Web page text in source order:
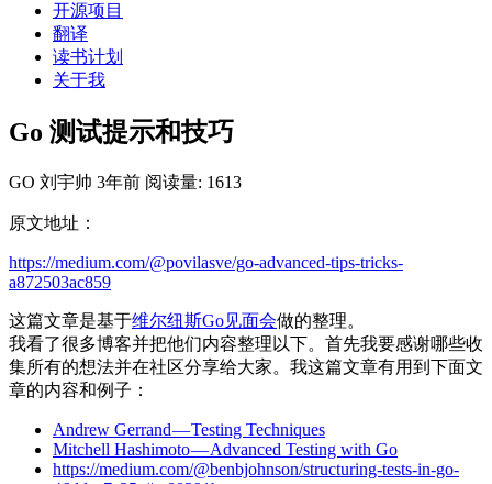
开源项目
翻译
读书计划
关于我
Go 测试提示和技巧
GO 刘宇帅 3年前 阅读量: 1613
原文地址：
https://medium.com/@povilasve/go-advanced-tips-tricks-
a872503ac859
这篇文章是基于维尔纽斯Go见面会做的整理。
我看了很多博客并把他们内容整理以下。首先我要感谢哪些收
集所有的想法并在社区分享给大家。我这篇文章有用到下面文
章的内容和例子：
Andrew Gerrand — Testing Techniques
Mitchell Hashimoto — Advanced Testing with Go
https://medium.com/@benbjohnson/structuring-tests-in-go-